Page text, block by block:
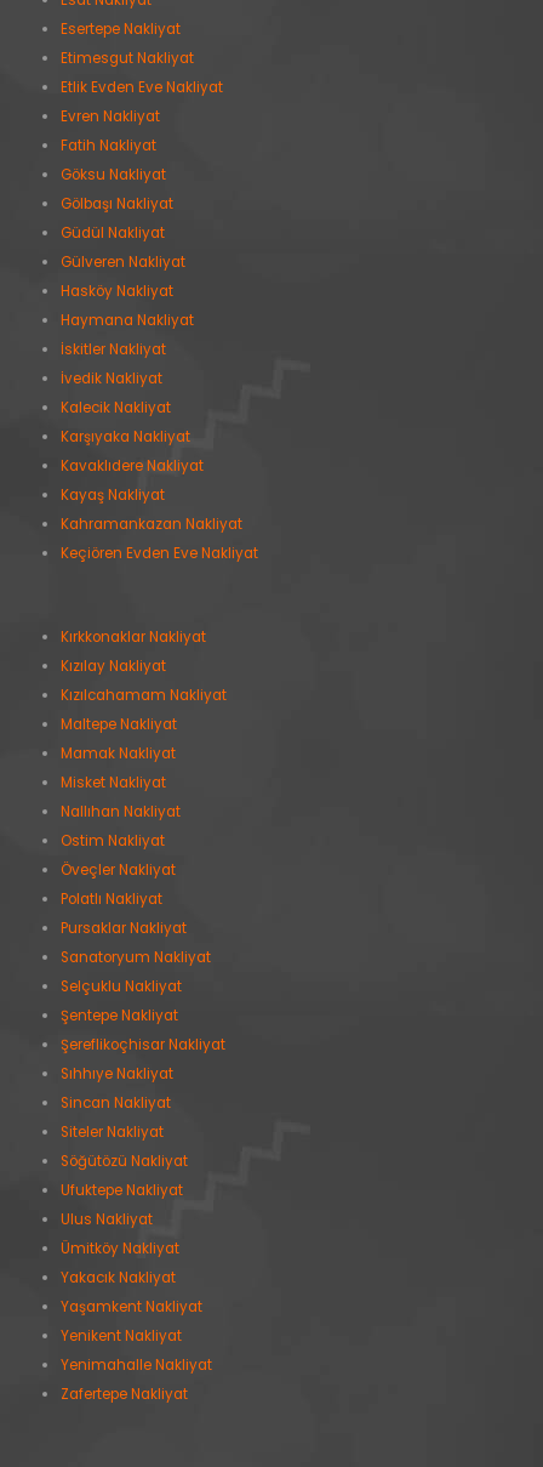
Esertepe Nakliyat
Etimesgut Nakliyat
Etlik Evden Eve Nakliyat
Evren Nakliyat
Fatih Nakliyat
Göksu Nakliyat
Gölbaşı Nakliyat
Güdül Nakliyat
Gülveren Nakliyat
Hasköy Nakliyat
Haymana Nakliyat
İskitler Nakliyat
İvedik Nakliyat
Kalecik Nakliyat
Karşıyaka Nakliyat
Kavaklıdere Nakliyat
Kayaş Nakliyat
Kahramankazan Nakliyat
Keçiören Evden Eve Nakliyat
Kırkkonaklar Nakliyat
Kızılay Nakliyat
Kızılcahamam Nakliyat
Maltepe Nakliyat
Mamak Nakliyat
Misket Nakliyat
Nallıhan Nakliyat
Ostim Nakliyat
Öveçler Nakliyat
Polatlı Nakliyat
Pursaklar Nakliyat
Sanatoryum Nakliyat
Selçuklu Nakliyat
Şentepe Nakliyat
Şereflikoçhisar Nakliyat
Sıhhıye Nakliyat
Sincan Nakliyat
Siteler Nakliyat
Söğütözü Nakliyat
Ufuktepe Nakliyat
Ulus Nakliyat
Ümitköy Nakliyat
Yakacık Nakliyat
Yaşamkent Nakliyat
Yenikent Nakliyat
Yenimahalle Nakliyat
Zafertepe Nakliyat